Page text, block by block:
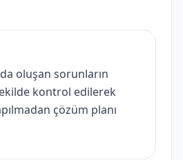
oluşan sorunların
kontrol edilerek
çözüm planı